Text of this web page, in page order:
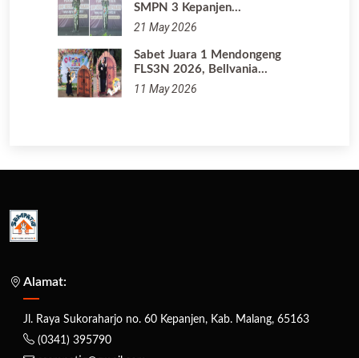
SMPN 3 Kepanjen…
21 May 2026
Sabet Juara 1 Mendongeng
FLS3N 2026, Bellvania…
11 May 2026
Alamat:
Jl. Raya Sukoraharjo no. 60 Kepanjen, Kab. Malang, 65163
(0341) 395790